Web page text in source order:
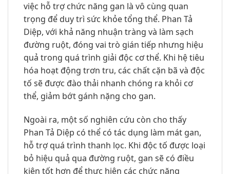
việc hỗ trợ chức năng gan là vô cùng quan
trọng để duy trì sức khỏe tổng thể. Phan Tả
Diệp, với khả năng nhuận tràng và làm sạch
đường ruột, đóng vai trò gián tiếp nhưng hiệu
quả trong quá trình giải độc cơ thể. Khi hệ tiêu
hóa hoạt động trơn tru, các chất cặn bã và độc
tố sẽ được đào thải nhanh chóng ra khỏi cơ
thể, giảm bớt gánh nặng cho gan.
Ngoài ra, một số nghiên cứu còn cho thấy
Phan Tả Diệp có thể có tác dụng làm mát gan,
hỗ trợ quá trình thanh lọc. Khi độc tố được loại
bỏ hiệu quả qua đường ruột, gan sẽ có điều
kiện tốt hơn để thực hiện các chức năng